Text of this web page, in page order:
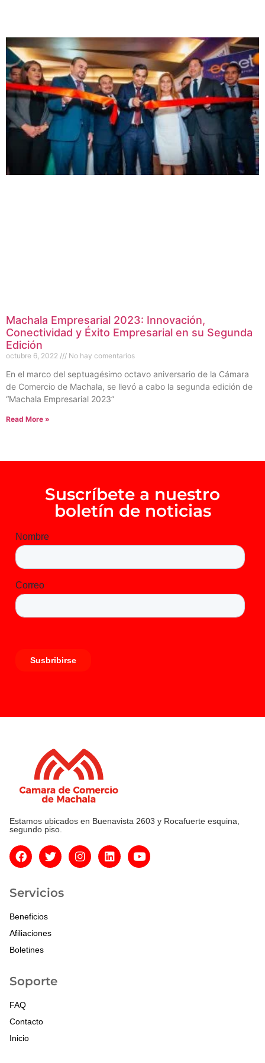
Machala Empresarial 2023: Innovación,
Conectividad y Éxito Empresarial en su Segunda
Edición
octubre 6, 2022 No hay comentarios
En el marco del septuagésimo octavo aniversario de la Cámara
de Comercio de Machala, se llevó a cabo la segunda edición de
“Machala Empresarial 2023”
Read More »
Suscríbete a nuestro
boletín de noticias
Estamos ubicados en Buenavista 2603 y Rocafuerte esquina,
segundo piso.
Servicios
Beneficios
Afiliaciones
Boletines
Soporte
FAQ
Contacto
Inicio